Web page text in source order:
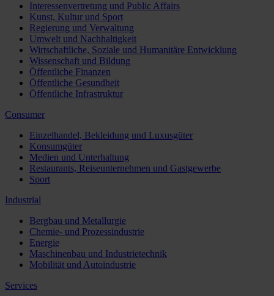
Interessenvertretung und Public Affairs
Kunst, Kultur und Sport
Regierung und Verwaltung
Umwelt und Nachhaltigkeit
Wirtschaftliche, Soziale und Humanitäre Entwicklung
Wissenschaft und Bildung
Öffentliche Finanzen
Öffentliche Gesundheit
Öffentliche Infrastruktur
Consumer
Einzelhandel, Bekleidung und Luxusgüter
Konsumgüter
Medien und Unterhaltung
Restaurants, Reiseunternehmen und Gastgewerbe
Sport
Industrial
Bergbau und Metallurgie
Chemie- und Prozessindustrie
Energie
Maschinenbau und Industrietechnik
Mobilität und Autoindustrie
Services